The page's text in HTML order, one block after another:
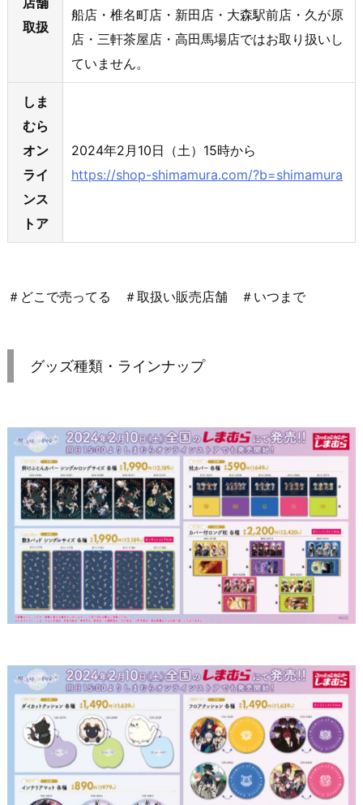
取扱
船店・椎名町店・新田店・大森駅前店・久が原
店・三軒茶屋店・高田馬場店ではお取り扱いし
ていません。
しま
むら
オン
ライ
ンス
トア
2024年2月10日（土）15時から
https://shop-shimamura.com/?b=shimamura
＃どこで売ってる ＃取扱い販売店舗 ＃いつまで
グッズ種類・ラインナップ